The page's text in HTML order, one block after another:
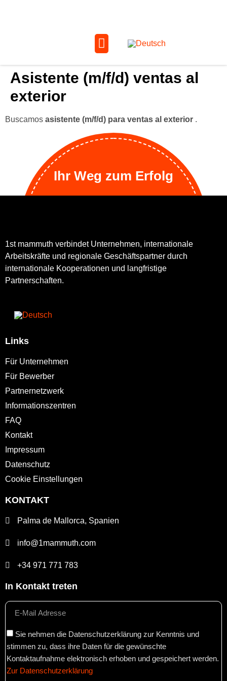
Asistente (m/f/d) ventas al
exterior
Buscamos asistente (m/f/d) para ventas al exterior .
Ihr Weg zum Erfolg
1st mammuth verbindet Unternehmen, internationale
Arbeitskräfte und regionale Geschäftspartner durch
internationale Kooperationen und langfristige
Partnerschaften.
Links
Für Unternehmen
Für Bewerber
Partnernetzwerk
Informationszentren
FAQ
Kontakt
Impressum
Datenschutz
Cookie Einstellungen
KONTAKT
Palma de Mallorca, Spanien
info@1mammuth.com
+34 971 771 783
In Kontakt treten
Sie nehmen die Datenschutzerklärung zur Kenntnis und
stimmen zu, dass ihre Daten für die gewünschte
Kontaktaufnahme elektronisch erhoben und gespeichert werden.
Zur Datenschutzerklärung